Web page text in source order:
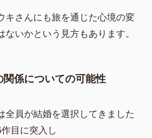
キさんにも旅を通じた心境の変
ないかという見方もあります。
関係についての可能性
全員が結婚を選択してきました
目に突入し